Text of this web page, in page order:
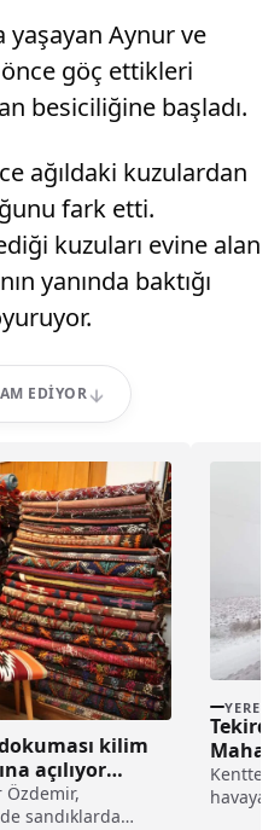
yaşayan Aynur ve
göç ettikleri
besiciliğine başladı.
ağıldaki kuzulardan
fark etti.
kuzuları evine alan
yanında baktığı
EDIYOR
kilim
açılıyor
Özdemir,
sandıklarda
YEREL
Kentte
havaya